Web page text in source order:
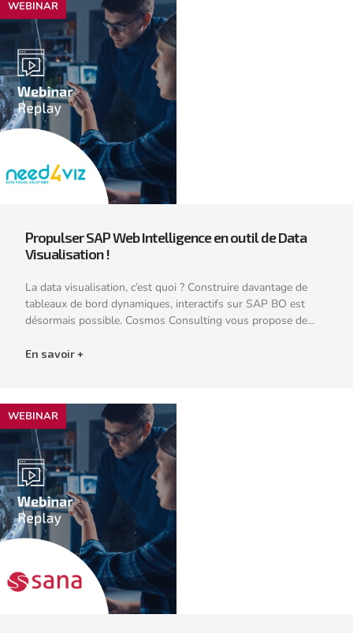
WEBINAR
Propulser SAP Web Intelligence en outil de Data
Visualisation !
La data visualisation, c’est quoi ? Construire davantage de
tableaux de bord dynamiques, interactifs sur SAP BO est
désormais possible. Cosmos Consulting vous propose de...
En savoir +
WEBINAR